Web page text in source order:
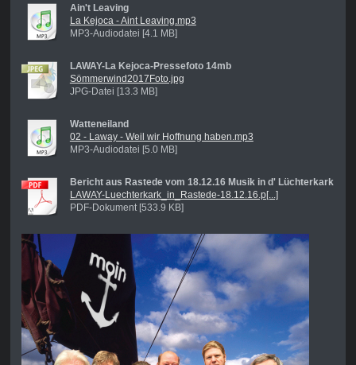
Ain't Leaving
La Kejoca - Aint Leaving.mp3
MP3-Audiodatei [4.1 MB]
LAWAY-La Kejoca-Pressefoto 14mb
Sömmerwind2017Foto.jpg
JPG-Datei [13.3 MB]
Watteneiland
02 - Laway - Weil wir Hoffnung haben.mp3
MP3-Audiodatei [5.0 MB]
Bericht aus Rastede vom 18.12.16 Musik in d' Lüchterkark
LAWAY-Luechterkark_in_Rastede-18.12.16.p[...]
PDF-Dokument [533.9 KB]